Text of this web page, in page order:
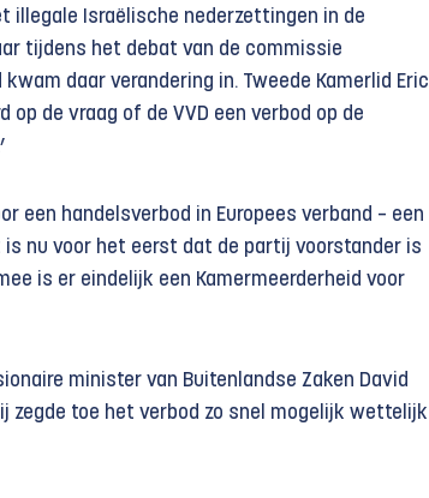
illegale Israëlische nederzettingen in de
tijdens het debat van de commissie
daar verandering in. Tweede Kamerlid Eric
de vraag of de VVD een verbod op de
een handelsverbod in Europees verband – een
is nu voor het eerst dat de partij voorstander is
is er eindelijk een Kamermeerderheid voor
minister van Buitenlandse Zaken David
zegde toe het verbod zo snel mogelijk wettelijk